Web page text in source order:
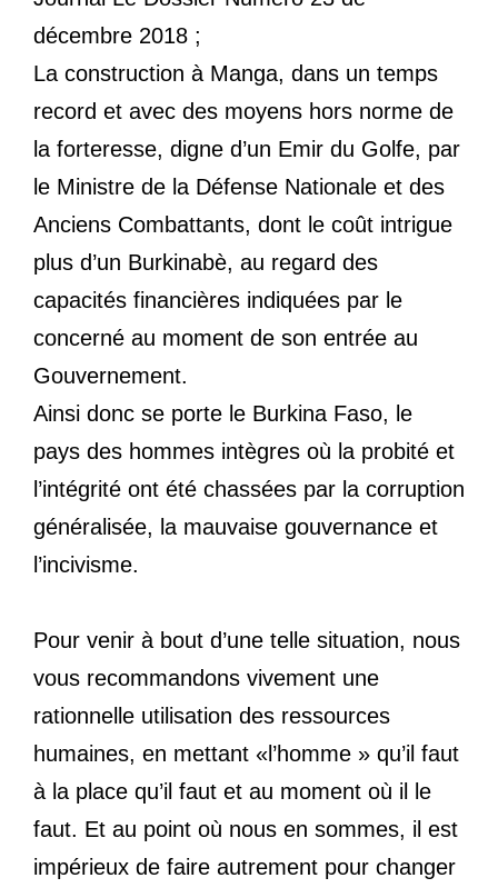
décembre 2018 ;
La construction à Manga, dans un temps
record et avec des moyens hors norme de
la forteresse, digne d’un Emir du Golfe, par
le Ministre de la Défense Nationale et des
Anciens Combattants, dont le coût intrigue
plus d’un Burkinabè, au regard des
capacités financières indiquées par le
concerné au moment de son entrée au
Gouvernement.
Ainsi donc se porte le Burkina Faso, le
pays des hommes intègres où la probité et
l’intégrité ont été chassées par la corruption
généralisée, la mauvaise gouvernance et
l’incivisme.
Pour venir à bout d’une telle situation, nous
vous recommandons vivement une
rationnelle utilisation des ressources
humaines, en mettant «l’homme » qu’il faut
à la place qu’il faut et au moment où il le
faut. Et au point où nous en sommes, il est
impérieux de faire autrement pour changer